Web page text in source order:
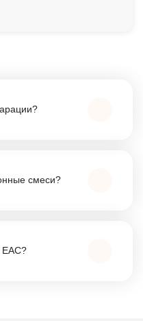
по ним
смеси?
ЕАС?